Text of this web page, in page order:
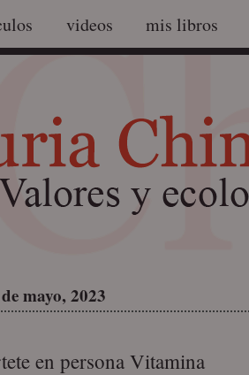
videos mis libros
mayo, 2023
en persona Vitamina